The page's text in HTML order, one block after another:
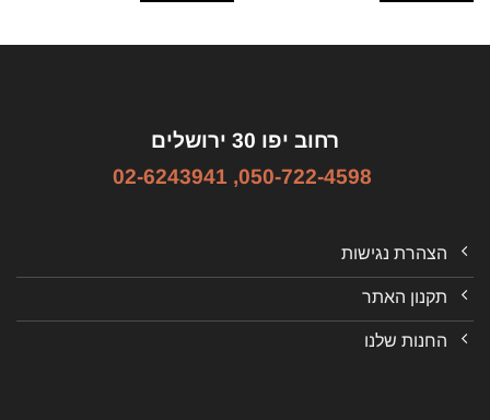
רחוב יפו 30 ירושלים
050-722-4598
,
02-6243941
הצהרת נגישות
תקנון האתר
החנות שלנו